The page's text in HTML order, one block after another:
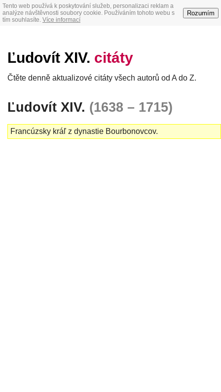
Tento web používá k poskytování služeb, personalizaci reklam a
analýze návštěvnosti soubory cookie. Používáním tohoto webu s
tím souhlasíte. Více informací
Rozumím
Ľudovít XIV. citáty
Čtěte denně aktualizové citáty všech autorů od A do Z.
Ľudovít XIV. (1638 – 1715)
Francúzsky kráľ z dynastie Bourbonovcov.